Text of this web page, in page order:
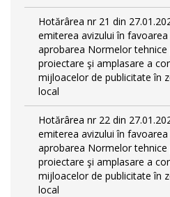
Hotărârea nr 21 din
emiterea avizului în
aprobarea Normelor tehnice
proiectare şi amplasare a
mijloacelor de publicitate în
local
Hotărârea nr 22 din
emiterea avizului în
aprobarea Normelor tehnice
proiectare şi amplasare a
mijloacelor de publicitate în
local